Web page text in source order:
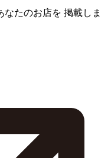
なたのお店を 掲載しま